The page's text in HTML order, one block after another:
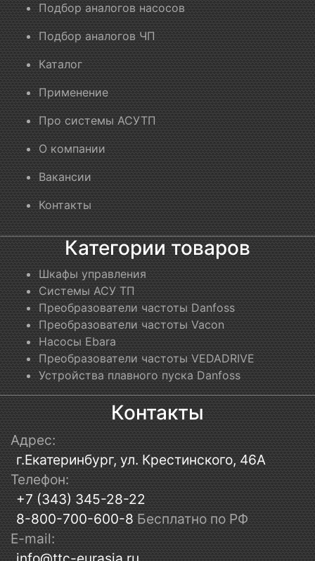
Подбор аналогов насосов
Подбор аналогов ЧП
Каталог
Применение
Про системы АСУТП
О компании
Вакансии
Контакты
Категории товаров
Шкафы управления
Системы АСУ ТП
Преобразователи частоты Danfoss
Преобразователи частоты Vacon
Насосы Ebara
Преобразователи частоты VEDADRIVE
Устройства плавного пуска Danfoss
Контакты
Адрес:
г.Екатеринбург, ул. Крестинского, 46А
Телефон:
+7 (343) 345-28-22
8-800-700-600-8 Бесплатно по РФ
E-mail: